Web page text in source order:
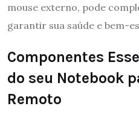
mouse externo, pode
garantir sua saúde e bem-
Componentes
do seu Notebook
Remoto